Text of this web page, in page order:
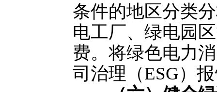
条件的地区分类
电工厂、绿电园
费。将绿色电力
司治理（ESG）